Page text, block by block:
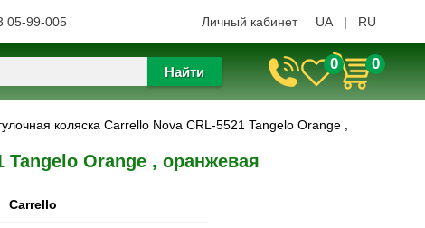
05-99-005 Личный кабинет UA | RU
Найти 0 0
коляска Carrello Nova CRL-5521 Tangelo Orange ,
Tangelo Orange , оранжевая
Carrello